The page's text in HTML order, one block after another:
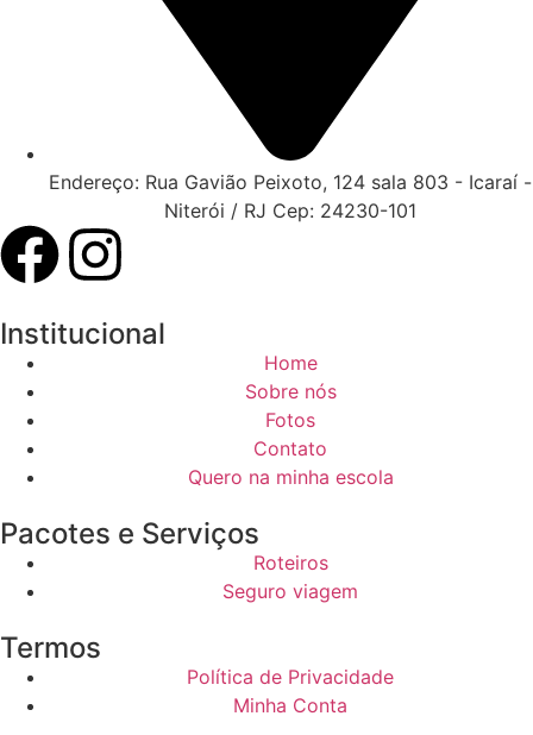
Endereço: Rua Gavião Peixoto, 124 sala 803 - Icaraí -
Niterói / RJ Cep: 24230-101
Institucional
Home
Sobre nós
Fotos
Contato
Quero na minha escola
Pacotes e Serviços
Roteiros
Seguro viagem
Termos
Política de Privacidade
Minha Conta